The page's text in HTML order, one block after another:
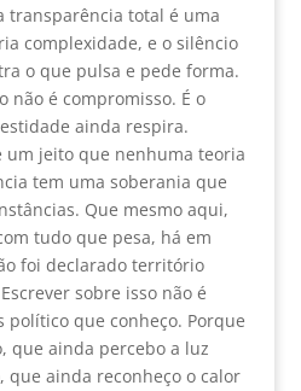
transparência total é uma
complexidade, e o silêncio
o que pulsa e pede forma.
não é compromisso. É o
ainda respira.
um jeito que nenhuma teoria
tem uma soberania que
Que mesmo aqui,
tudo que pesa, há em
foi declarado território
sobre isso não é
político que conheço. Porque
que ainda percebo a luz
que ainda reconheço o calor